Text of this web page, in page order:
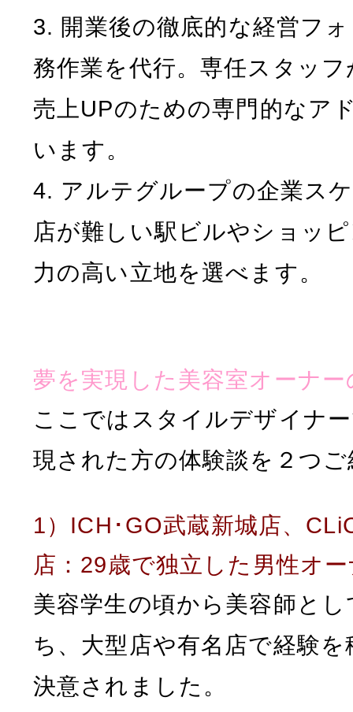
3. 開業後の徹底的な経営フ
務作業を代行。専任スタッ
売上UPのための専門的なア
います。
4. アルテグループの企業ス
店が難しい駅ビルやショッ
力の高い立地を選べます。
夢を実現した美容室オーナー
ここではスタイルデザイナ
現された方の体験談を２つ
1）ICH･GO武蔵新城店、
店：29歳で独立した男性オ
美容学生の頃から美容師と
ち、大型店や有名店で経験
決意されました。